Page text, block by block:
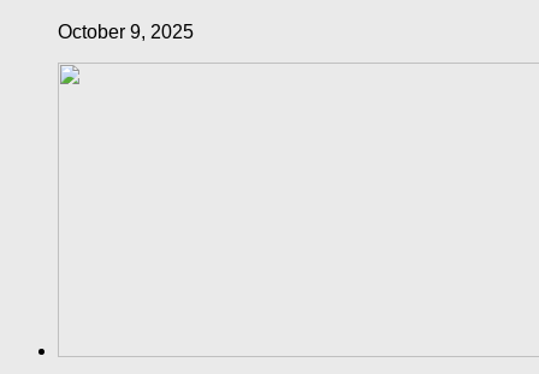
October 9, 2025